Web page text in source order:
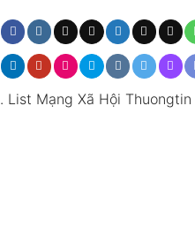
. List Mạng Xã Hội Thuongtin